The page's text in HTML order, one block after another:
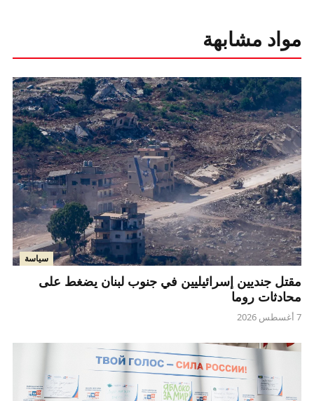
مواد مشابهة
سياسة
مقتل جنديين إسرائيليين في جنوب لبنان يضغط على
محادثات روما
7 أغسطس 2026